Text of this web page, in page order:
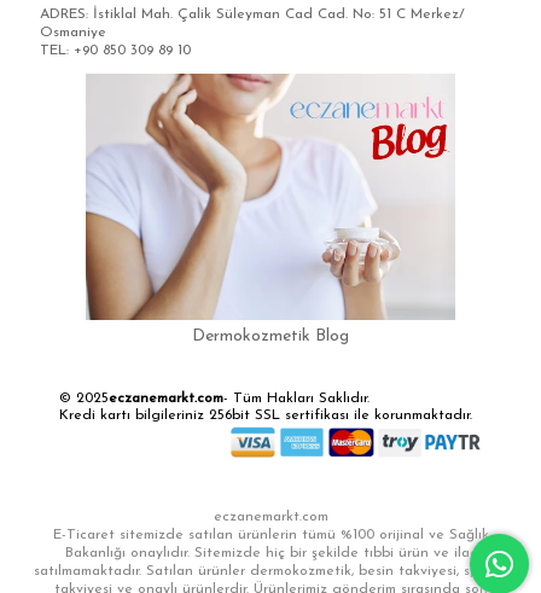
ADRES: İstiklal Mah. Çalik Süleyman Cad Cad. No: 51 C Merkez/
Osmaniye
TEL: +90 850 309 89 10
Dermokozmetik Blog
© 2025eczanemarkt.com- Tüm Hakları Saklıdır.
Kredi kartı bilgileriniz 256bit SSL sertifikası ile korunmaktadır.
eczanemarkt.com
E-Ticaret sitemizde satılan ürünlerin tümü %100 orijinal ve Sağlık
Bakanlığı onaylıdır. Sitemizde hiç bir şekilde tıbbi ürün ve ilaç
satılmamaktadır. Satılan ürünler dermokozmetik, besin takviyesi, sporcu
takviyesi ve onaylı ürünlerdir. Ürünlerimiz gönderim sırasında son